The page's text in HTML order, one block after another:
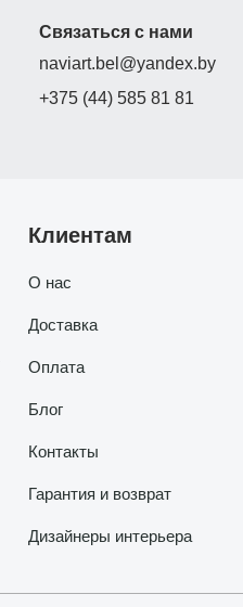
Связаться с нами
naviart.bel@yandex.by
+375 (44) 585 81 81
Клиентам
О нас
Доставка
Оплата
Блог
Контакты
Гарантия и возврат
Дизайнеры интерьера